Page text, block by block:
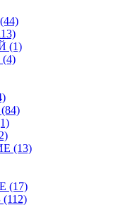
(1)
(13)
(17)